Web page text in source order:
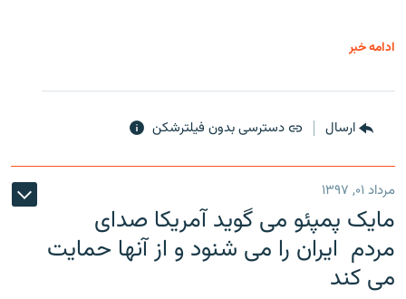
ادامه خبر
ارسال دسترسی بدون فیلترشکن
مرداد ۰۱, ۱۳۹۷
مایک پمپئو می گوید آمریکا صدای
مردم ایران را می شنود و از آنها حمایت
می کند